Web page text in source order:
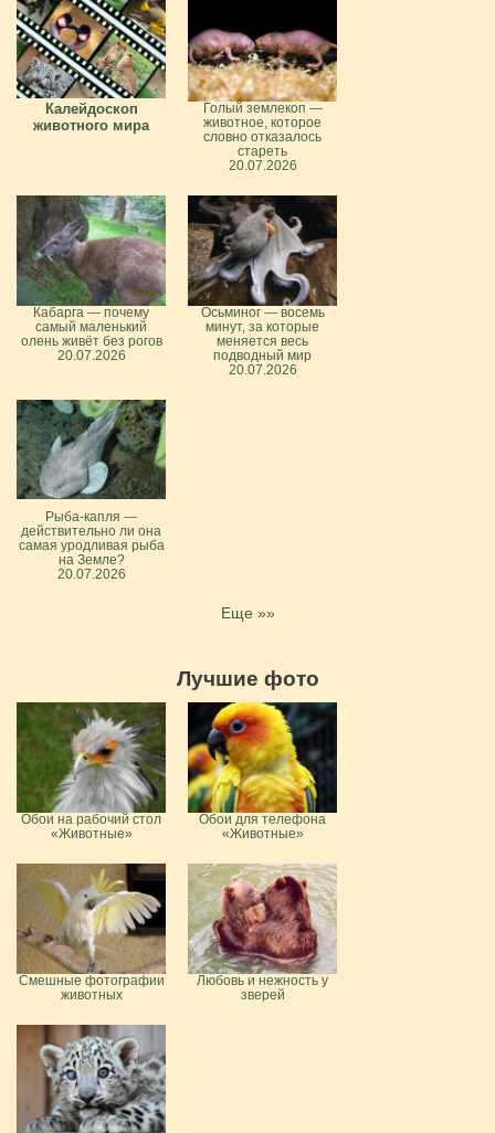
Калейдоскоп
животного мира
Голый землекоп —
животное, которое
словно отказалось
стареть
20.07.2026
Кабарга — почему
самый маленький
олень живёт без рогов
20.07.2026
Осьминог — восемь
минут, за которые
меняется весь
подводный мир
20.07.2026
Рыба-капля —
действительно ли она
самая уродливая рыба
на Земле?
20.07.2026
Еще »»
Лучшие фото
Обои на рабочий стол
«Животные»
Обои для телефона
«Животные»
Смешные фотографии
животных
Любовь и нежность у
зверей